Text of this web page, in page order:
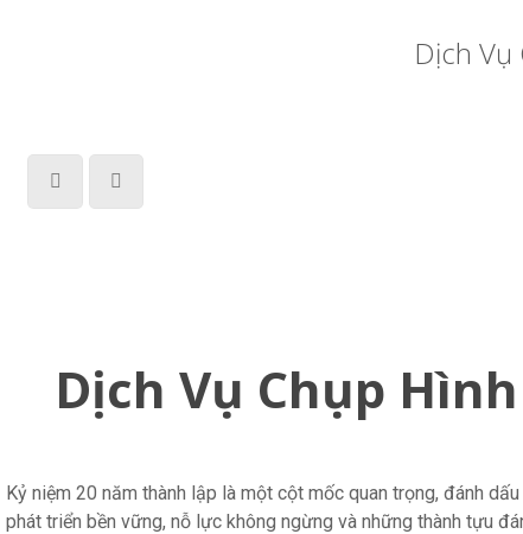
Dịch Vụ
Dịch Vụ Chụp
Kỷ niệm 20 năm thành lập là một cột mốc quan trọng, đánh dấu
phát triển bền vững, nỗ lực không ngừng và những thành tựu